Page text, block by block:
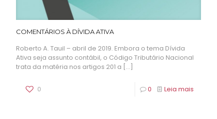
COMENTÁRIOS À DÍVIDA ATIVA
Roberto A. Tauil – abril de 2019. Embora o tema Dívida
Ativa seja assunto contábil, o Código Tributário Nacional
trata da matéria nos artigos 201 a […]
0 0 Leia mais